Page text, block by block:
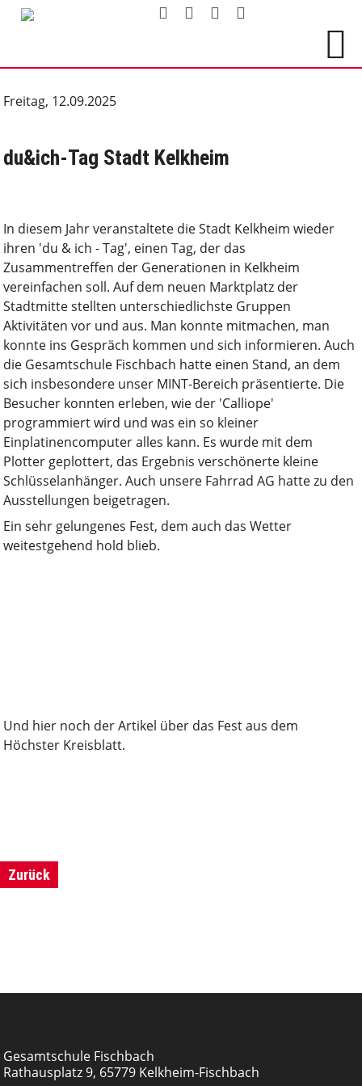
Freitag, 12.09.2025
du&ich-Tag Stadt Kelkheim
In diesem Jahr veranstaltete die Stadt Kelkheim wieder
ihren 'du & ich - Tag', einen Tag, der das
Zusammentreffen der Generationen in Kelkheim
vereinfachen soll. Auf dem neuen Marktplatz der
Stadtmitte stellten unterschiedlichste Gruppen
Aktivitäten vor und aus. Man konnte mitmachen, man
konnte ins Gespräch kommen und sich informieren. Auch
die Gesamtschule Fischbach hatte einen Stand, an dem
sich insbesondere unser MINT-Bereich präsentierte. Die
Besucher konnten erleben, wie der 'Calliope'
programmiert wird und was ein so kleiner
Einplatinencomputer alles kann. Es wurde mit dem
Plotter geplottert, das Ergebnis verschönerte kleine
Schlüsselanhänger. Auch unsere Fahrrad AG hatte zu den
Ausstellungen beigetragen.
Ein sehr gelungenes Fest, dem auch das Wetter
weitestgehend hold blieb.
Und hier noch der Artikel über das Fest aus dem
Höchster Kreisblatt.
Zurück
Gesamtschule Fischbach
Rathausplatz 9, 65779 Kelkheim-Fischbach